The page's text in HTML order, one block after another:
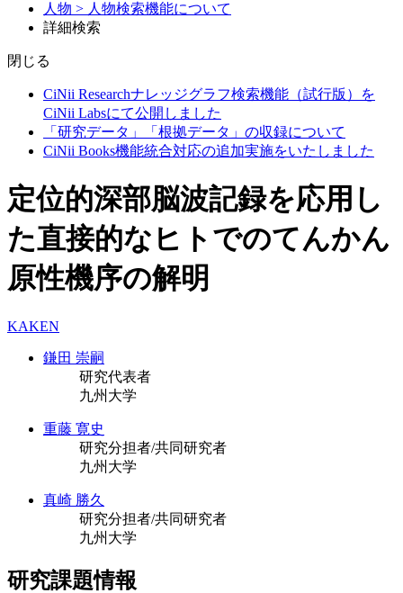
人物 > 人物検索機能について
詳細検索
閉じる
CiNii Researchナレッジグラフ検索機能（試行版）を
CiNii Labsにて公開しました
「研究データ」「根拠データ」の収録について
CiNii Books機能統合対応の追加実施をいたしました
定位的深部脳波記録を応用し
た直接的なヒトでのてんかん
原性機序の解明
KAKEN
鎌田 崇嗣
研究代表者
九州大学
重藤 寛史
研究分担者/共同研究者
九州大学
真崎 勝久
研究分担者/共同研究者
九州大学
研究課題情報